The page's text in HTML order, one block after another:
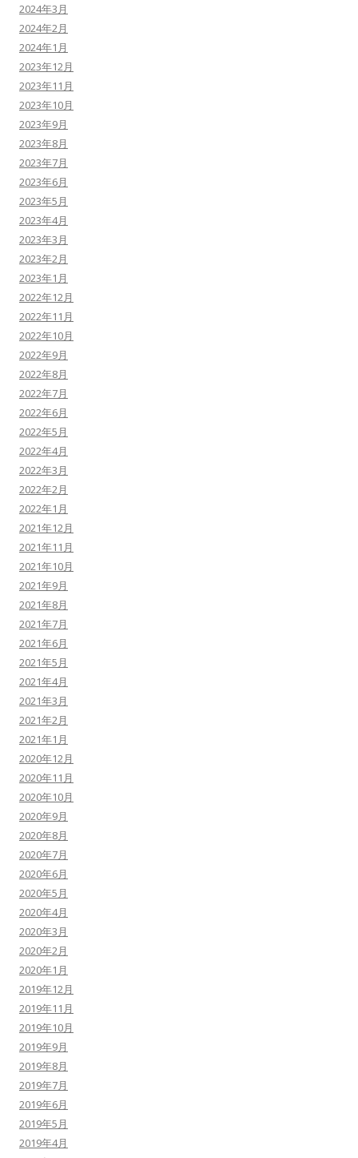
2024年3月
2024年2月
2024年1月
2023年12月
2023年11月
2023年10月
2023年9月
2023年8月
2023年7月
2023年6月
2023年5月
2023年4月
2023年3月
2023年2月
2023年1月
2022年12月
2022年11月
2022年10月
2022年9月
2022年8月
2022年7月
2022年6月
2022年5月
2022年4月
2022年3月
2022年2月
2022年1月
2021年12月
2021年11月
2021年10月
2021年9月
2021年8月
2021年7月
2021年6月
2021年5月
2021年4月
2021年3月
2021年2月
2021年1月
2020年12月
2020年11月
2020年10月
2020年9月
2020年8月
2020年7月
2020年6月
2020年5月
2020年4月
2020年3月
2020年2月
2020年1月
2019年12月
2019年11月
2019年10月
2019年9月
2019年8月
2019年7月
2019年6月
2019年5月
2019年4月